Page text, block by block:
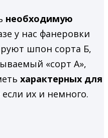
необходимую
у нас фанеровки
шпон сорта Б,
«сорт А»,
характерных для
если их и немного.